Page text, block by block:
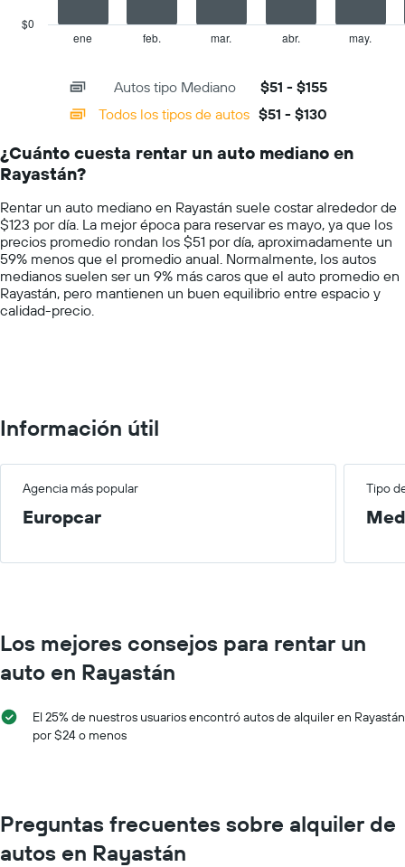
precio
promedio
por
día.
categories.
The
has
1
Y
axis
displaying
values.
Range:
ene feb. mar. abr. may.
$0
Autos tipo Mediano
$51 - $155
Todos los tipos de autos $51 - $130
¿Cuánto cuesta rentar un auto mediano en
Rayastán?
Rentar un auto mediano en Rayastán suele costar alrededor de
$123 por día. La mejor época para reservar es mayo, ya que los
precios promedio rondan los $51 por día, aproximadamente un
59% menos que el promedio anual. Normalmente, los autos
medianos suelen ser un 9% más caros que el auto promedio en
Rayastán, pero mantienen un buen equilibrio entre espacio y
calidad-precio.
Información útil
Agencia más popular Tipo
Europcar
Los mejores consejos para rentar un
auto en Rayastán
El 25% de nuestros usuarios encontró autos de alquiler en Rayastán
por $24 o menos
Preguntas frecuentes sobre alquiler de
autos en Rayastán